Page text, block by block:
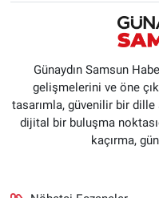
Günaydın Samsun
gelişmelerini ve öne
tasarımla, güvenilir bir dille
dijital bir buluşma
kaçırma,